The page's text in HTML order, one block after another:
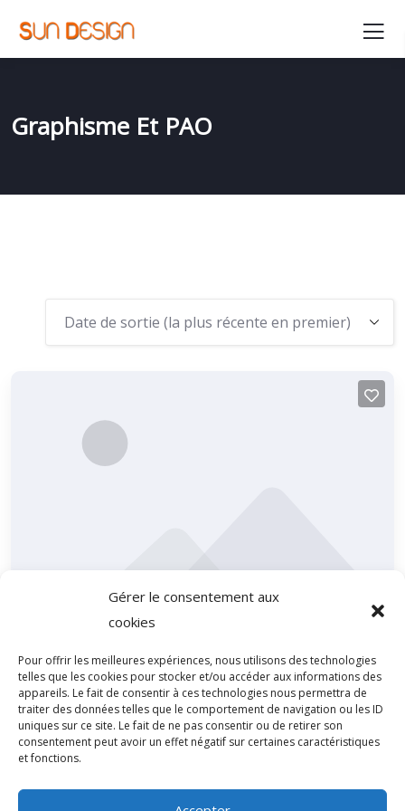
Gérer le consentement aux
cookies
Pour offrir les meilleures expériences, nous utilisons des technologies
telles que les cookies pour stocker et/ou accéder aux informations des
appareils. Le fait de consentir à ces technologies nous permettra de
traiter des données telles que le comportement de navigation ou les ID
uniques sur ce site. Le fait de ne pas consentir ou de retirer son
consentement peut avoir un effet négatif sur certaines caractéristiques
et fonctions.
Graphisme Et PAO
Admin_CPF
PHOTOSHOP en Cours individuel = »1 Formateur
pour 1 Apprenant, 100% en Présentiel «
Free